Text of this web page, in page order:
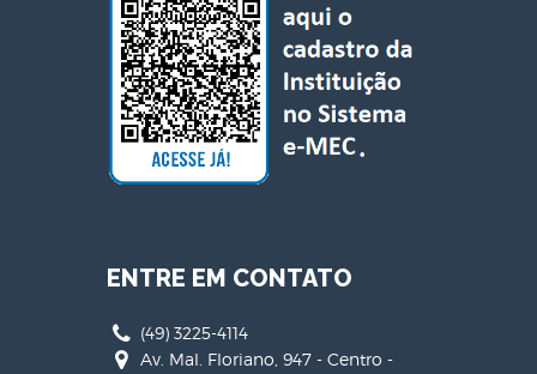
ENTRE EM CONTATO
(49) 3225-4114
Av. Mal. Floriano, 947 - Centro -